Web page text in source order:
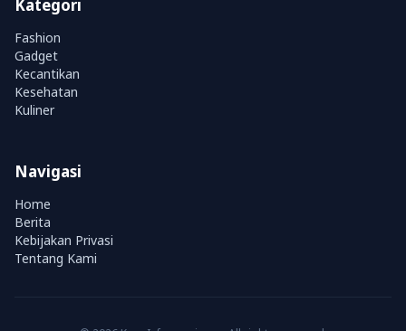
Kategori
Fashion
Gadget
Kecantikan
Kesehatan
Kuliner
Navigasi
Home
Berita
Kebijakan Privasi
Tentang Kami